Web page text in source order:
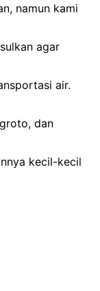
namun kami
agar
air.
dan
kecil-kecil